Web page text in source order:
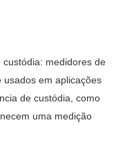
medidores de
​​em aplicações
de custódia, como
uma medição